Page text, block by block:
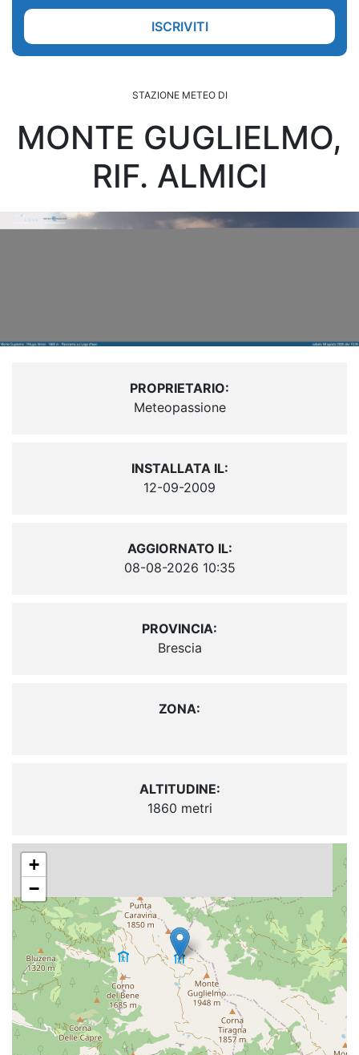
ISCRIVITI
STAZIONE METEO DI
MONTE GUGLIELMO,
RIF. ALMICI
PROPRIETARIO:
Meteopassione
INSTALLATA IL:
12-09-2009
AGGIORNATO IL:
08-08-2026 10:35
PROVINCIA:
Brescia
ZONA:
ALTITUDINE:
1860 metri
+
−